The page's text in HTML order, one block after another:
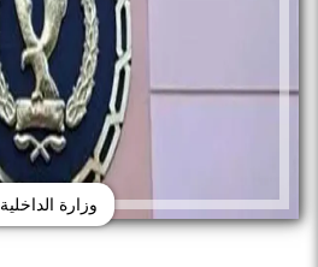
وزارة الداخلية